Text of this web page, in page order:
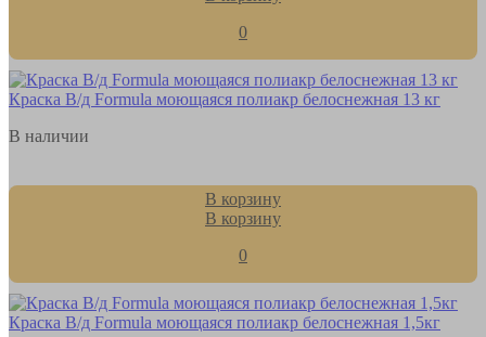
0
Краска В/д Formula моющаяся полиакр белоснежная 13 кг
В наличии
В корзину
В корзину
0
Краска В/д Formula моющаяся полиакр белоснежная 1,5кг